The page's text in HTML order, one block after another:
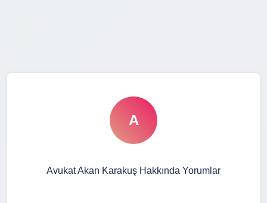
A
Avukat Akan Karakuş Hakkında Yorumlar